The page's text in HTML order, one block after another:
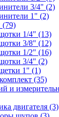
3/4" (2)
1" (2)
(79)
1/4" (13)
3/8" (12)
1/2" (16)
3/4" (2)
1" (1)
(35)
и
двигателя (3)